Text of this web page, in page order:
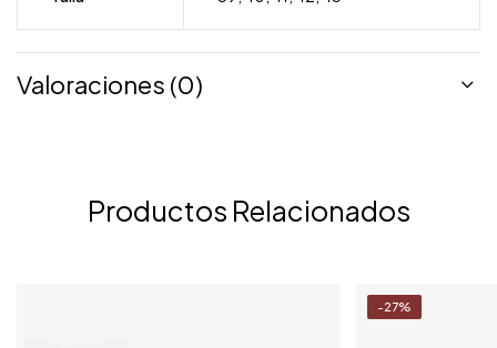
Valoraciones (0)
Productos Relacionados
-27%